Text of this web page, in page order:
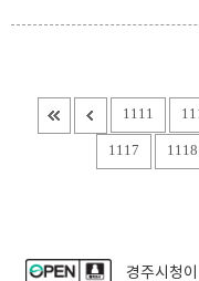
장, 윤용동 천북면 새마을협
데 진행 되었으며 천북면 개
마/80kg)를 기증하여 이웃사랑을 실천하였
1111
1117 1118
경주시청